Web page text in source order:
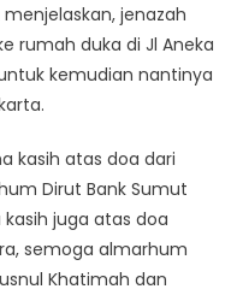
jenazah
rumah duka di Jl Aneka
kemudian nantinya
kasih atas doa dari
Dirut Bank Sumut
juga atas doa
semoga almarhum
Khatimah dan